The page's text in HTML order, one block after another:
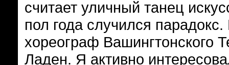
считает уличный танец
пол года случился
хореограф Вашингтонского
Ладен. Я активно